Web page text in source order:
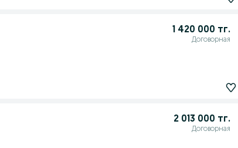
1 420 000 тг.
Договорная
2 013 000 тг.
Договорная